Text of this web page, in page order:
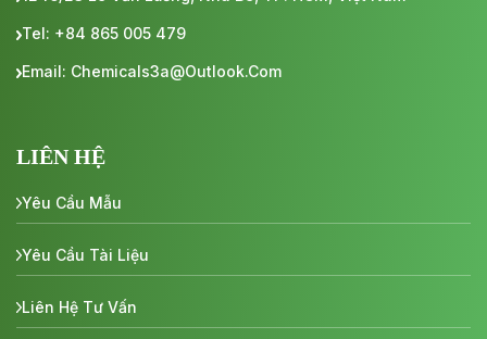
Tel: +84 865 005 479
Email: Chemicals3a@outlook.com
LIÊN HỆ
Yêu Cầu Mẫu
Yêu Cầu Tài Liệu
Liên Hệ Tư Vấn